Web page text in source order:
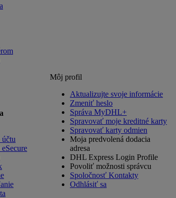
účtu
Môj profil
Aktualizujte svoje informácie
Zmeniť heslo
Správa MyDHL+
Spravovať moje kreditné karty
Spravovať karty odmien
Moja predvolená dodacia
adresa
DHL Express Login Profile
Povoliť možnosti správcu
Spoločnosť Kontakty
Odhlásiť sa